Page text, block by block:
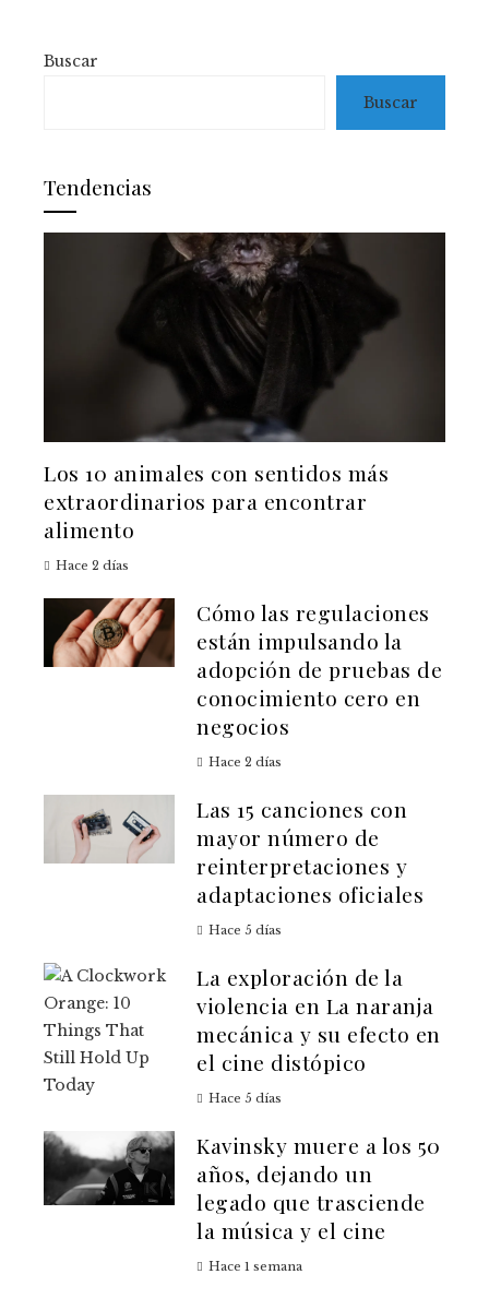
Buscar
Buscar
Tendencias
Los 10 animales con sentidos más
extraordinarios para encontrar
alimento
Hace 2 días
Cómo las regulaciones
están impulsando la
adopción de pruebas de
conocimiento cero en
negocios
Hace 2 días
Las 15 canciones con
mayor número de
reinterpretaciones y
adaptaciones oficiales
Hace 5 días
La exploración de la
violencia en La naranja
mecánica y su efecto en
el cine distópico
Hace 5 días
Kavinsky muere a los 50
años, dejando un
legado que trasciende
la música y el cine
Hace 1 semana